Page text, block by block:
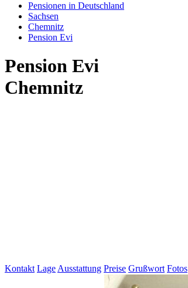
Pensionen in Deutschland
Sachsen
Chemnitz
Pension Evi
Pension Evi
Chemnitz
Kontakt Lage Ausstattung Preise Grußwort Fotos